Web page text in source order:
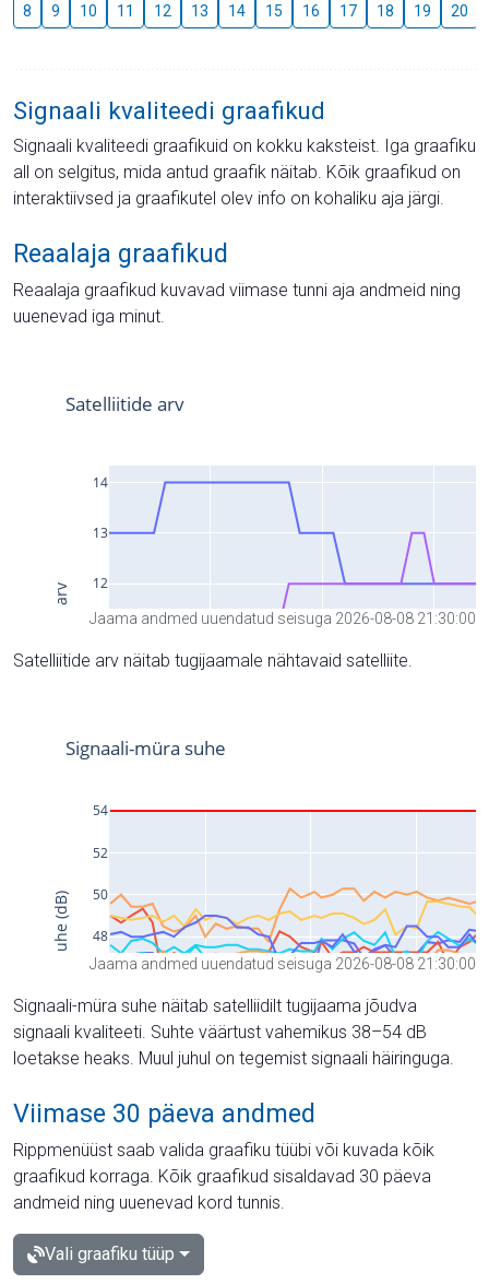
8 9 10 11 12 13 14 15 16 17 18 19 20
Signaali kvaliteedi graafikud
Signaali kvaliteedi graafikuid on kokku kaksteist. Iga graafiku
all on selgitus, mida antud graafik näitab. Kõik graafikud on
interaktiivsed ja graafikutel olev info on kohaliku aja järgi.
Reaalaja graafikud
Reaalaja graafikud kuvavad viimase tunni aja andmeid ning
uuenevad iga minut.
Jaama andmed uuendatud seisuga 2026-08-08 21:30:00
Satelliitide arv näitab tugijaamale nähtavaid satelliite.
Jaama andmed uuendatud seisuga 2026-08-08 21:30:00
Signaali-müra suhe näitab satelliidilt tugijaama jõudva
signaali kvaliteeti. Suhte väärtust vahemikus 38–54 dB
loetakse heaks. Muul juhul on tegemist signaali häiringuga.
Viimase 30 päeva andmed
Rippmenüüst saab valida graafiku tüübi või kuvada kõik
graafikud korraga. Kõik graafikud sisaldavad 30 päeva
andmeid ning uuenevad kord tunnis.
Vali graafiku tüüp